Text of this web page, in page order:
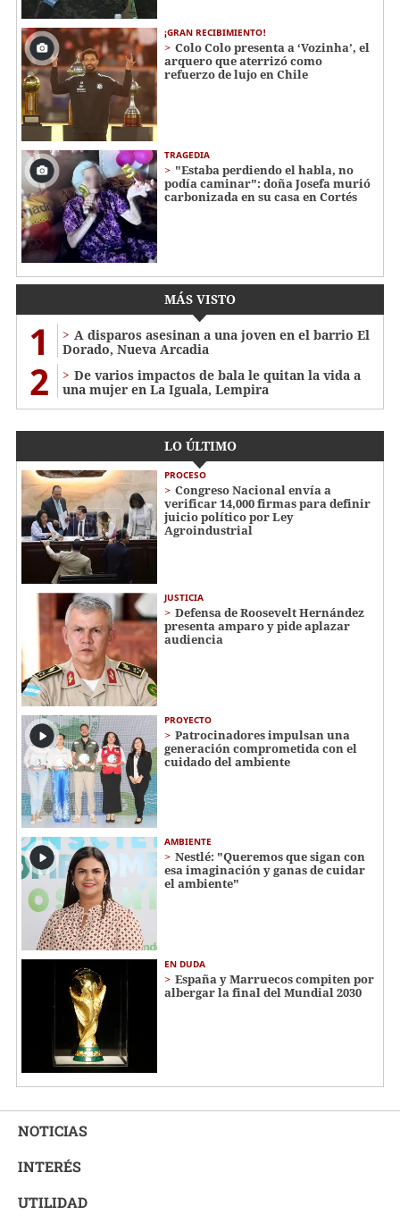
¡GRAN RECIBIMIENTO!
Colo Colo presenta a ‘Vozinha’, el
arquero que aterrizó como
refuerzo de lujo en Chile
TRAGEDIA
"Estaba perdiendo el habla, no
podía caminar": doña Josefa murió
carbonizada en su casa en Cortés
MÁS VISTO
1
A disparos asesinan a una joven en el barrio El
Dorado, Nueva Arcadia
2
De varios impactos de bala le quitan la vida a
una mujer en La Iguala, Lempira
LO ÚLTIMO
PROCESO
Congreso Nacional envía a
verificar 14,000 firmas para definir
juicio político por Ley
Agroindustrial
JUSTICIA
Defensa de Roosevelt Hernández
presenta amparo y pide aplazar
audiencia
PROYECTO
Patrocinadores impulsan una
generación comprometida con el
cuidado del ambiente
AMBIENTE
Nestlé: "Queremos que sigan con
esa imaginación y ganas de cuidar
el ambiente"
EN DUDA
España y Marruecos compiten por
albergar la final del Mundial 2030
NOTICIAS
INTERÉS
UTILIDAD